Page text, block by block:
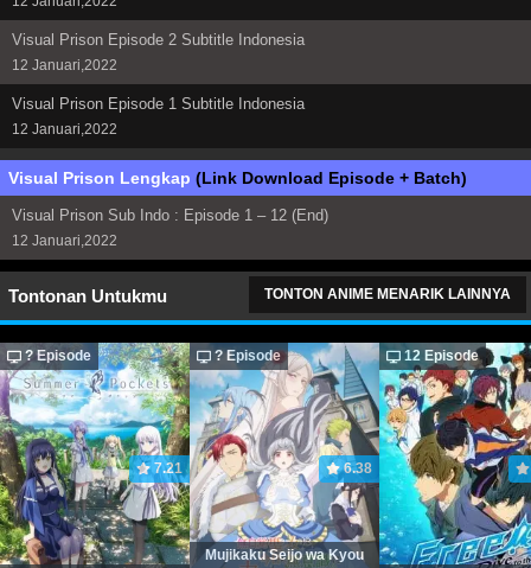
Visual Prison Episode 2 Subtitle Indonesia
12 Januari,2022
Visual Prison Episode 1 Subtitle Indonesia
12 Januari,2022
Visual Prison Lengkap (Link Download Episode + Batch)
Visual Prison Sub Indo : Episode 1 – 12 (End)
12 Januari,2022
Tontonan Untukmu TONTON ANIME MENARIK LAINNYA
? Episode
7.21
? Episode
6.38
Mujikaku Seijo wa Kyou
12 Episode